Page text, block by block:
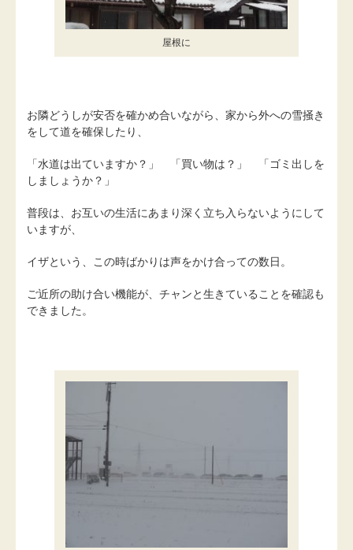
屋根に
お隣どうしが安否を確かめ合いながら、家から外への雪掻き
をして道を確保したり、
「水道は出ていますか？」 「買い物は？」 「ゴミ出しを
しましょうか？」
普段は、お互いの生活にあまり深く立ち入らないようにして
いますが、
イザという、この時ばかりは声をかけ合っての数日。
ご近所の助け合い機能が、チャンと生きていることを確認も
できました。